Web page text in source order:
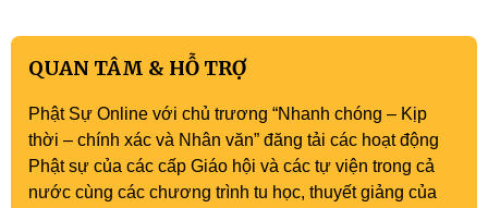
QUAN TÂM & HỖ TRỢ
Phật Sự Online với chủ trương “Nhanh chóng – Kịp
thời – chính xác và Nhân văn” đăng tải các hoạt động
Phật sự của các cấp Giáo hội và các tự viện trong cả
nước cùng các chương trình tu học, thuyết giảng của